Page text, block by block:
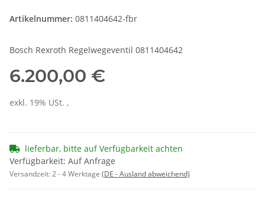
Artikelnummer: 0811404642-fbr
Bosch Rexroth Regelwegeventil 0811404642
6.200,00 €
exkl. 19% USt. ,
lieferbar, bitte auf Verfügbarkeit achten
Verfügbarkeit: Auf Anfrage
Versandzeit:2 - 4 Werktage (DE - Ausland abweichend)